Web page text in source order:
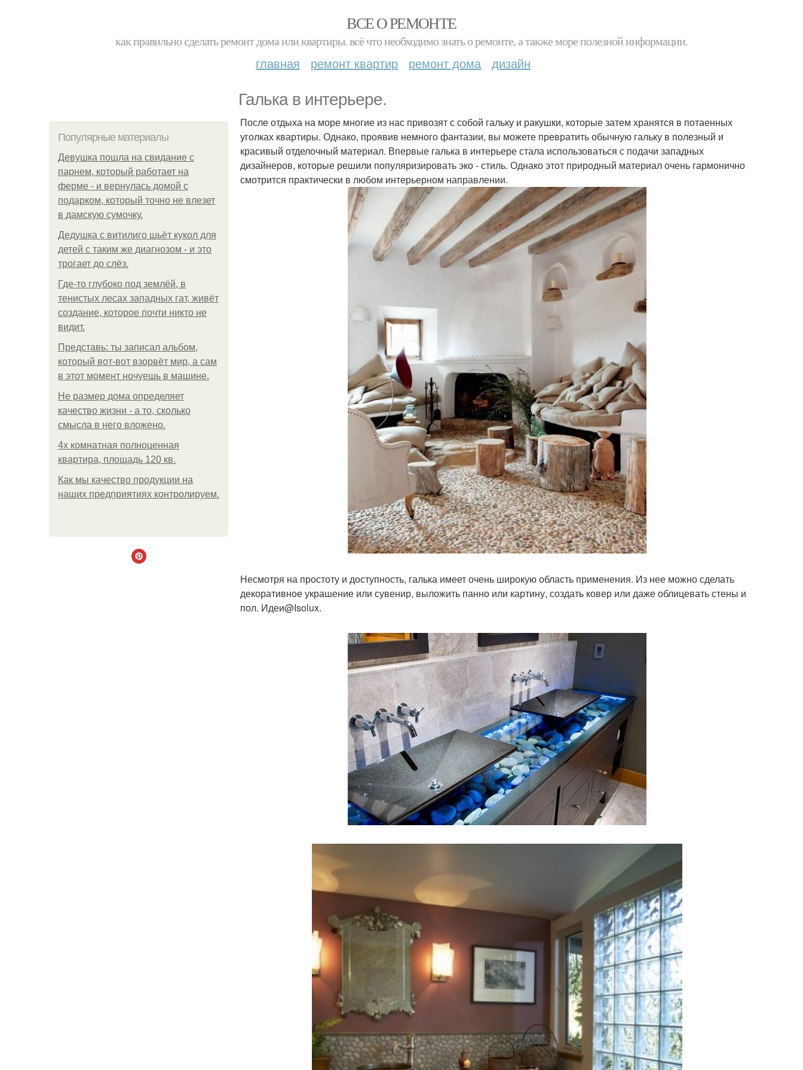
ВСЕ О РЕМОНТЕ
как правильно сделать ремонт дома или квартиры. всё что необходимо знать о ремонте, а также море полезной информации.
главная ремонт квартир ремонт дома дизайн
Галька в интерьере.
Популярные материалы
Девушка пошла на свидание с
парнем, который работает на
ферме - и вернулась домой с
подарком, который точно не влезет
в дамскую сумочку.
Дедушка с витилиго шьёт кукол для
детей с таким же диагнозом - и это
трогает до слёз.
Где-то глубоко под землёй, в
тенистых лесах западных гат, живёт
создание, которое почти никто не
видит.
Представь: ты записал альбом,
который вот-вот взорвёт мир, а сам
в этот момент ночуешь в машине.
Не размер дома определяет
качество жизни - а то, сколько
смысла в него вложено.
4x комнатная полноценная
квартира, площадь 120 кв.
Как мы качество продукции на
наших предприятиях контролируем.
После отдыха на море многие из нас привозят с собой гальку и ракушки, которые затем хранятся в потаенных
уголках квартиры. Однако, проявив немного фантазии, вы можете превратить обычную гальку в полезный и
красивый отделочный материал. Впервые галька в интерьере стала использоваться с подачи западных
дизайнеров, которые решили популяризировать эко - стиль. Однако этот природный материал очень гармонично
смотрится практически в любом интерьерном направлении.
Несмотря на простоту и доступность, галька имеет очень широкую область применения. Из нее можно сделать
декоративное украшение или сувенир, выложить панно или картину, создать ковер или даже облицевать стены и
пол. Идеи@Isolux.